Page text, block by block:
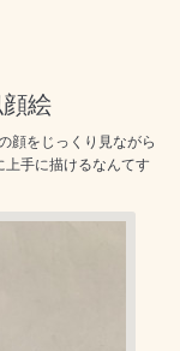
絵
顔をじっくり見ながら
上手に描けるなんてす